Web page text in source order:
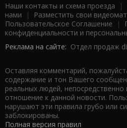
Наши контакты и схема проезда |
нами | Разместить свои
Пользовательское Соглашение |
конфиденциальности и
Реклама на сайте: Отдел продаж
Оставляя комментарий,
содержание и тон Вашего
реальных людей,
отношение к данной новости.
нарушают эти правила грубо или
заблокированы.
Полная версия правил